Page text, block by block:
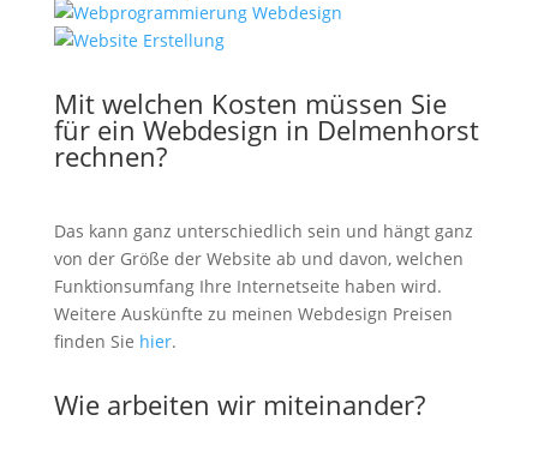
Mit welchen Kosten müssen Sie
für ein Webdesign in Delmenhorst
rechnen?
Das kann ganz unterschiedlich sein und hängt ganz
von der Größe der Website ab und davon, welchen
Funktionsumfang Ihre Internetseite haben wird.
Weitere Auskünfte zu meinen Webdesign Preisen
finden Sie hier.
Wie arbeiten wir miteinander?